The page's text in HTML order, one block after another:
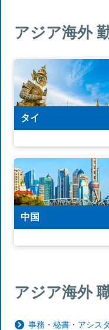
アジア海外
タイ
中国
アジア海外
事務・秘書・アシス